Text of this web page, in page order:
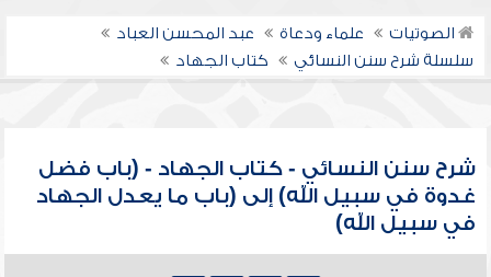
الصوتيات علماء ودعاة
عبد المحسن العباد
سلسلة شرح سنن النسائي
كتاب الجهاد
شرح سنن النسائي - كتاب الجهاد - (باب فضل
غدوة في سبيل الله) إلى (باب ما يعدل الجهاد
في سبيل الله)